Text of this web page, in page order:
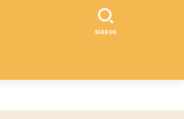
SEARCH